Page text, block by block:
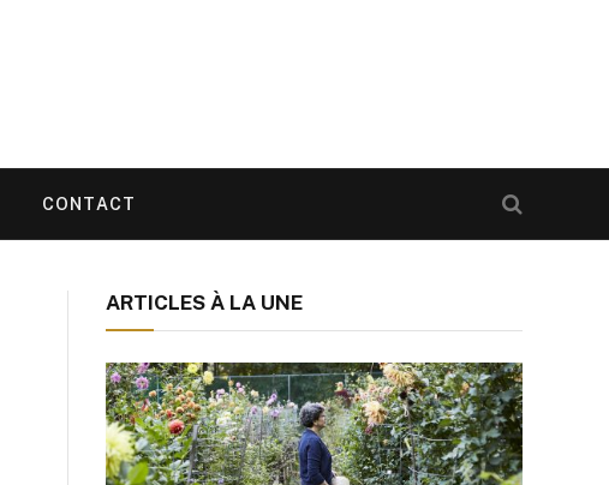
CONTACT
ARTICLES À LA UNE